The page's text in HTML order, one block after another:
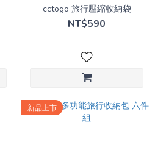
cctogo 旅行壓縮收納袋
NT$590
新品上市